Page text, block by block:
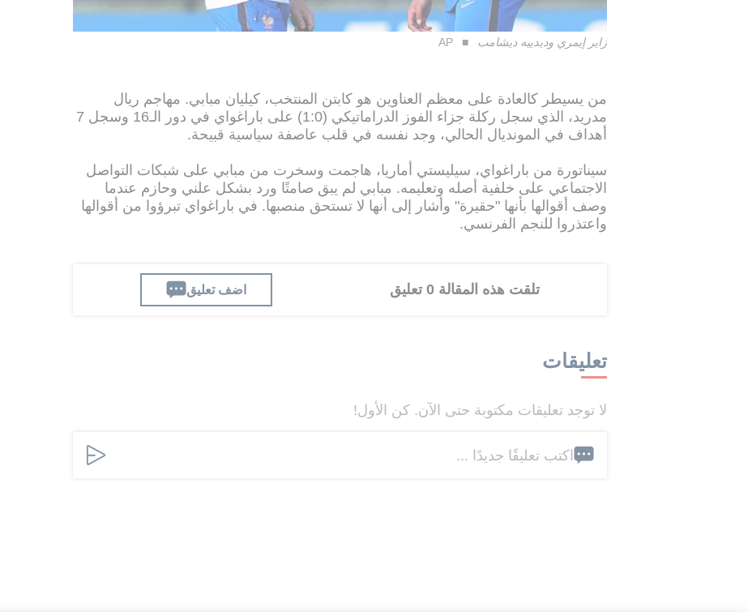
زاير إيمري وديدييه ديشامب AP
من يسيطر كالعادة على معظم العناوين هو كابتن المنتخب، كيليان مبابي. مهاجم ريال
مدريد، الذي سجل ركلة جزاء الفوز الدراماتيكي (1:0) على باراغواي في دور الـ16 وسجل 7
أهداف في المونديال الحالي، وجد نفسه في قلب عاصفة سياسية قبيحة.
سيناتورة من باراغواي، سيليستي أماريا، هاجمت وسخرت من مبابي على شبكات التواصل
الاجتماعي على خلفية أصله وتعليمه. مبابي لم يبق صامتًا ورد بشكل علني وحازم عندما
وصف أقوالها بأنها "حقيرة" وأشار إلى أنها لا تستحق منصبها. في باراغواي تبرؤوا من أقوالها
واعتذروا للنجم الفرنسي.
تلقت هذه المقالة 0 تعليق اضف تعليق
تعليقات
لا توجد تعليقات مكتوبة حتى الآن. كن الأول!
اكتب تعليقًا جديدًا ...